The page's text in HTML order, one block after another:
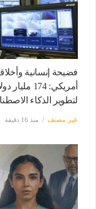
فضيحة إنسانية
أمريكي:
لتطوير الذكاء
غير مصنف منذ 16 دقيقة